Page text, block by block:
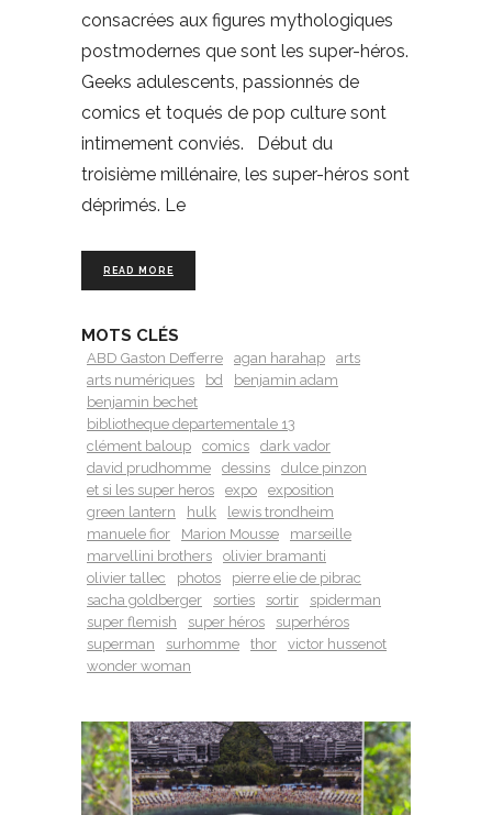
consacrées aux figures mythologiques
postmodernes que sont les super-héros.
Geeks adulescents, passionnés de
comics et toqués de pop culture sont
intimement conviés. Début du
troisième millénaire, les super-héros sont
déprimés. Le
READ MORE
MOTS CLÉS
ABD Gaston Defferre agan harahap
arts
arts numériques
bd
benjamin adam
benjamin bechet
bibliotheque departementale 13
clément baloup
comics
dark vador
david prudhomme
dessins
dulce pinzon
et si les super heros
expo
exposition
green lantern
hulk
lewis trondheim
manuele fior
Marion Mousse
marseille
marvellini brothers
olivier bramanti
olivier tallec
photos
pierre elie de pibrac
sacha goldberger
sorties sortir
spiderman
super flemish
super héros
superhéros
superman
surhomme thor
victor hussenot
wonder woman